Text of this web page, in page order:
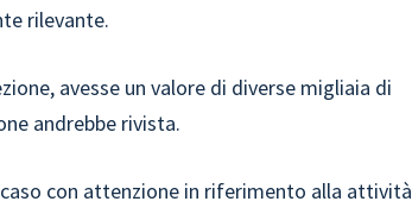
rilevante.
avesse un valore di diverse migliaia di
andrebbe rivista.
con attenzione in riferimento alla attività